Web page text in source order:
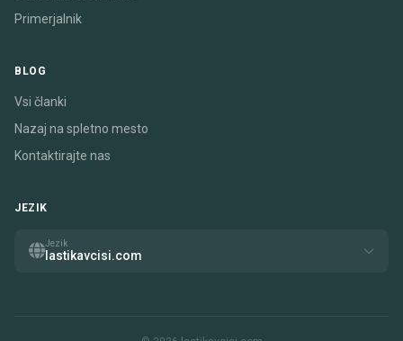
Primerjalnik
BLOG
Vsi članki
Nazaj na spletno mesto
Kontaktirajte nas
JEZIK
Jezik
lastikavcisi.com